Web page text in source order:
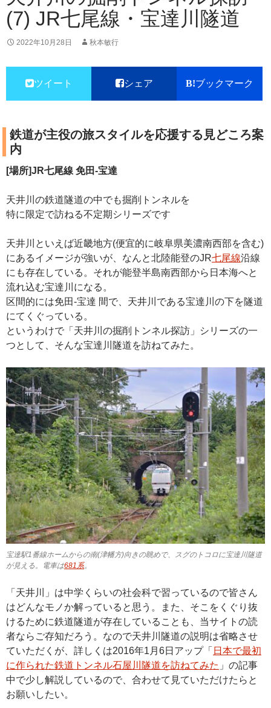
(7) JR七尾線・宝達川隧道
2022年10月28日 秋本敏行
ツイート シェア ブックマーク
鉄道が主役の旅スタイルを応援する見どころ案
内
[場所]JR七尾線 免田-宝達
天井川の鉄道隧道の中でも掘削トンネルを
特に限定で訪ねる不定期シリーズです
天井川といえば近畿地方(便宜的に岐阜県美濃南西部を含む)
にあるイメージが強いが、なんと北陸能登のJR七尾線沿線
にも存在している。それが能登半島南西部から日本海へと
流れ込む宝達川になる。
区間的には免田-宝達 間で、天井川である宝達川の下を隧道
にてくぐっている。
というわけで「天井川の掘削トンネル探訪」シリーズの一
つとして、そんな宝達川隧道を訪ねてみた。
宝達駅1番線ホームからの南(津幡方)向きの眺めで、スグのトコロに宝達川隧道
が見える。電車は681系。
「天井川」は中学くらいの社会科で習っているので皆さん
はどんなモノか解っていると思う。また、そこをくぐり抜
けるために鉄道隧道が存在していることも、当サイトの読
者ならご存知だろう。なので天井川隧道の説明は省略させ
ていただくが、詳しくは2016年1月6日アップ「 日本で最初
に作られた鉄道トンネル石屋川隧道を訪ねてみた 」の記事
中で少し解説しているので、合わせて見ていただけたらと
お願いしたい。